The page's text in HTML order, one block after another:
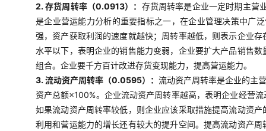
2. 存货周转率（0.0913）： 存货周转率是企业一定时期主营
是企业营运能力分析的重要指标之一，在企业管理决策中广
强，资产获取利润的速度就越快；周转率越低，则表示企业
水平以下，表明企业的销售能力变弱，企业要扩大产品销售
组合。企业要千方百计改进存货变现能力，提高营运能力。
3. 流动资产周转率（0.0595）：流动资产周转率是企业的主
资产总额×100%。企业流动资产周转率越高，表明企业经营
如果流动资产周转率较低，则企业应该采取措施提高流动资
利用和营运能力的增长还有较大的提升空间。提高流动资产